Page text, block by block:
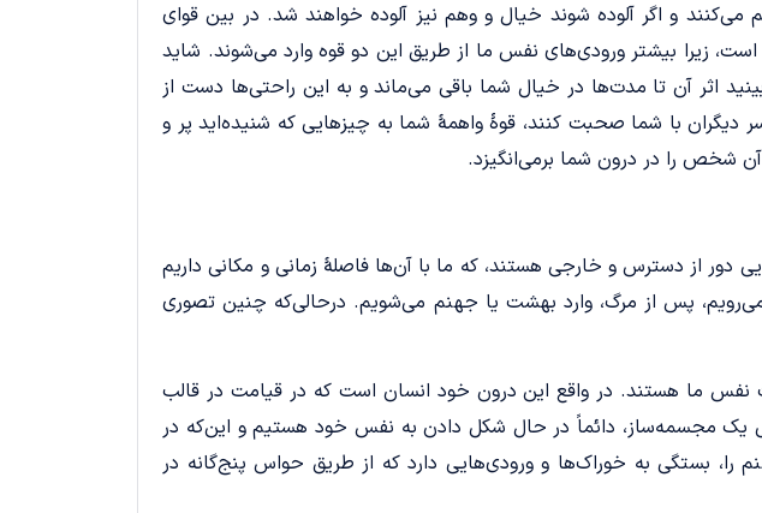
و اگر آلوده شوند خیال و وهم نیز آلوده خواهند شد. در بین قوای
است، زیرا بیشتر ورودی‌های نفس ما از طریق این دو قوه وارد می‌شوند. شاید
اثر آن تا مدت‌ها در خیال شما باقی می‌ماند و به این راحتی‌ها دست از
دیگران با شما صحبت کنند، قوۀ واهمۀ شما به چیزهایی که شنیده‌اید پر و
شخص را در درون شما برمی‌انگیزد.
از دسترس و خارجی هستند، که ما با آن‌ها فاصلۀ زمانی و مکانی داریم
پس از مرگ، وارد بهشت یا جهنم می‌شویم. درحالی‌که چنین تصوری
ما هستند. در واقع این درون خود انسان است که در قیامت در قالب
یک مجسمه‌ساز، دائماً در حال شکل دادن به نفس خود هستیم و این‌که در
بستگی به خوراک‌ها و ورودی‌هایی دارد که از طریق حواس ‌پنج‌گانه در